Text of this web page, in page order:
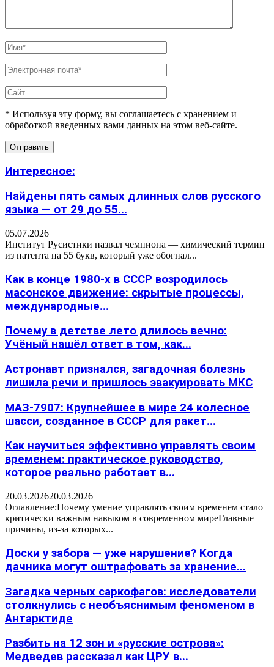
* Используя эту форму, вы соглашаетесь с хранением и
обработкой введенных вами данных на этом веб-сайте.
Интересное:
Найдены пять самых длинных слов русского
языка — от 29 до 55...
05.07.2026
Институт Русистики назвал чемпиона — химический термин
из патента на 55 букв, который уже обогнал...
Как в конце 1980-х в СССР возродилось
масонское движение: скрытые процессы,
международные...
Почему в детстве лето длилось вечно:
Учёный нашёл ответ в том, как...
Астронавт признался, загадочная болезнь
лишила речи и пришлось эвакуировать МКС
МАЗ-7907: Крупнейшее в мире 24 колесное
шасси, созданное в СССР для ракет...
Как научиться эффективно управлять своим
временем: практическое руководство,
которое реально работает в...
20.03.202620.03.2026
Оглавление:Почему умение управлять своим временем стало
критически важным навыком в современном миреГлавные
причины, из-за которых...
Доски у забора — уже нарушение? Когда
дачника могут оштрафовать за хранение...
Загадка черных саркофагов: исследователи
столкнулись с необъяснимым феноменом в
Антарктиде
Разбить на 12 зон и «русские острова»:
Медведев рассказал как ЦРУ в...